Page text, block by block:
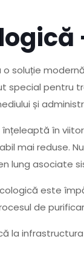
soluție
pentru
și
în
mai reduse.
lung asociate
este
de
la